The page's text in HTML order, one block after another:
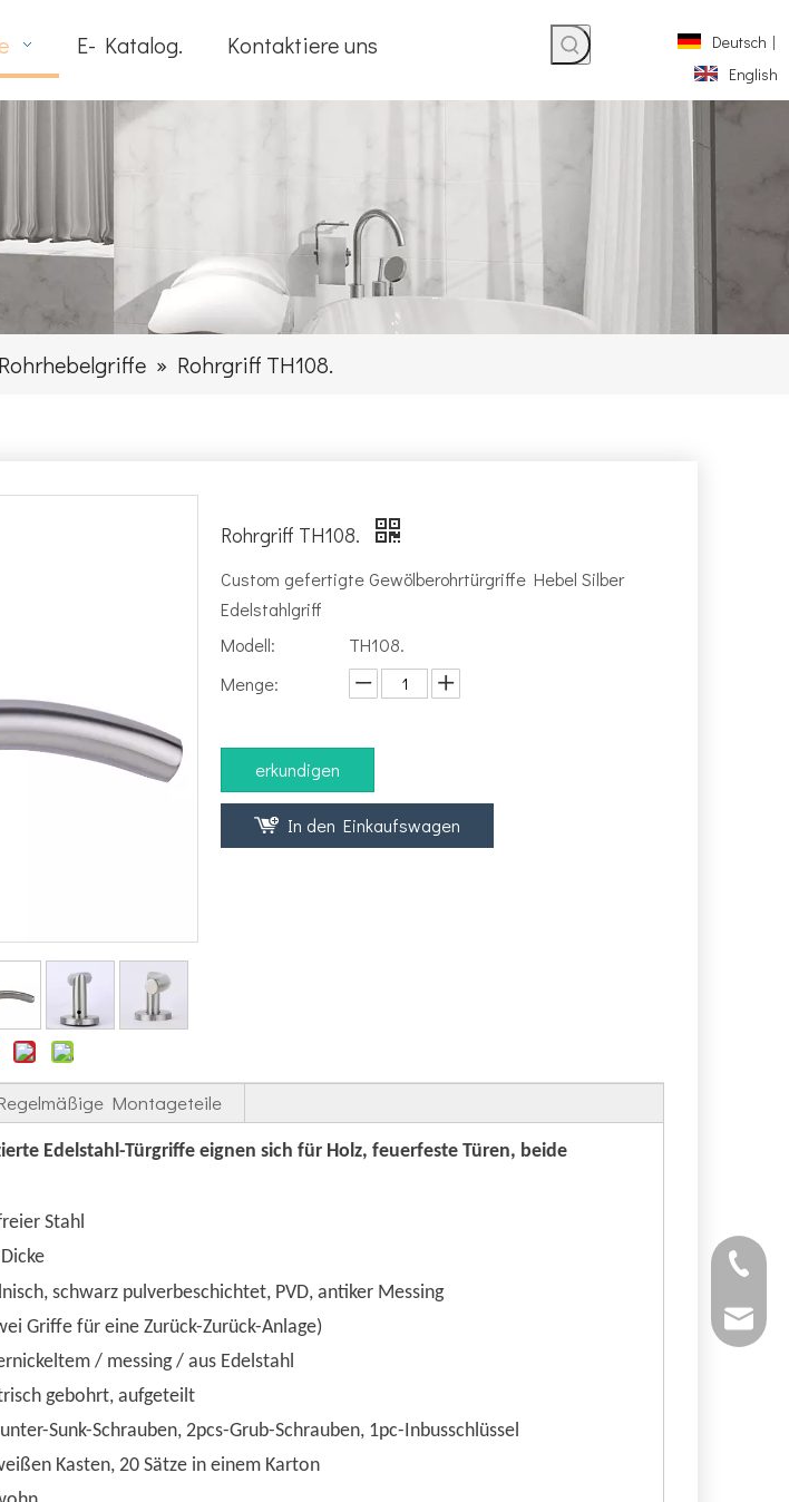
E- Katalog. Kontaktiere uns Deutsch |
English
Rohrhebelgriffe » Rohrgriff TH108.
Rohrgriff TH108.
Custom gefertigte Gewölberohrtürgriffe Hebel Silber
Edelstahlgriff
Modell:
TH108.
Menge:
erkundigen
In den Einkaufswagen
Montageteile
Edelstahl-Türgriffe eignen sich für Holz, feuerfeste Türen, beide
Stahl
schwarz pulverbeschichtet, PVD, antiker Messing
Griffe für eine Zurück-Zurück-Anlage)
/ messing / aus Edelstahl
gebohrt, aufgeteilt
Sunk-Schrauben, 2pcs-Grub-Schrauben, 1pc-Inbusschlüssel
Kasten, 20 Sätze in einem Karton
Roger